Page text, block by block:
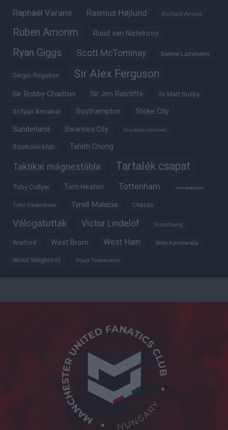
Raphaël Varane Rasmus Højlund Richard Arnold
Ruben Amorim Ruud van Nistelrooy
Ryan Giggs Scott McTominay Senne Lammens
Sergio Reguilon Sir Alex Ferguson
Sir Bobby Charlton Sir Jim Ratcliffe Sir Matt Busby
Sofyan Amrabat Southampton Stoke City
Sunderland Swansea City Szurkoló szemmel
Szurkolói klub Tahith Chong
Taktikai mágnestábla Tartalék csapat
Toby Collyer Tom Heaton Tottenham Trófeabibliográfia
Tyler Fredericson Tyrell Malacia Utazás
Válogatottak Victor Lindelöf Visszhang
Watford West Brom West Ham Willy Kambwala
Wout Weghorst Youri Tielemans